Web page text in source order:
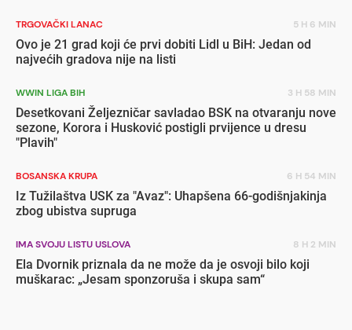
TRGOVAČKI LANAC 5 H 6 MIN
Ovo je 21 grad koji će prvi dobiti Lidl u BiH: Jedan od
najvećih gradova nije na listi
WWIN LIGA BIH 3 H 58 MIN
Desetkovani Željezničar savladao BSK na otvaranju nove
sezone, Korora i Husković postigli prvijence u dresu
"Plavih"
BOSANSKA KRUPA 6 H 54 MIN
Iz Tužilaštva USK za "Avaz": Uhapšena 66-godišnjakinja
zbog ubistva supruga
IMA SVOJU LISTU USLOVA 8 H 2 MIN
Ela Dvornik priznala da ne može da je osvoji bilo koji
muškarac: „Jesam sponzoruša i skupa sam“